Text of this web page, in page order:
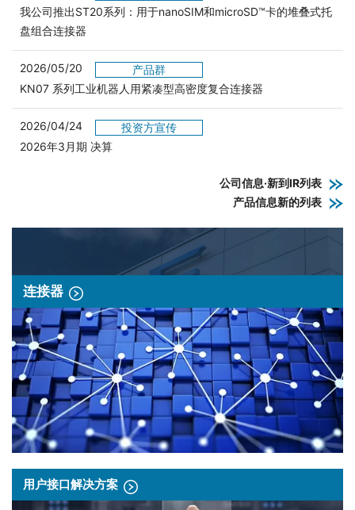
我公司推出ST20系列：用于nanoSIM和microSD™卡的堆叠式托
盘组合连接器
2026/05/20
产品群
KN07 系列工业机器人用紧凑型高密度复合连接器
2026/04/24
投资方宣传
2026年3月期 决算
公司信息·新到IR列表
产品信息新的列表
连接器
用户接口解决方案